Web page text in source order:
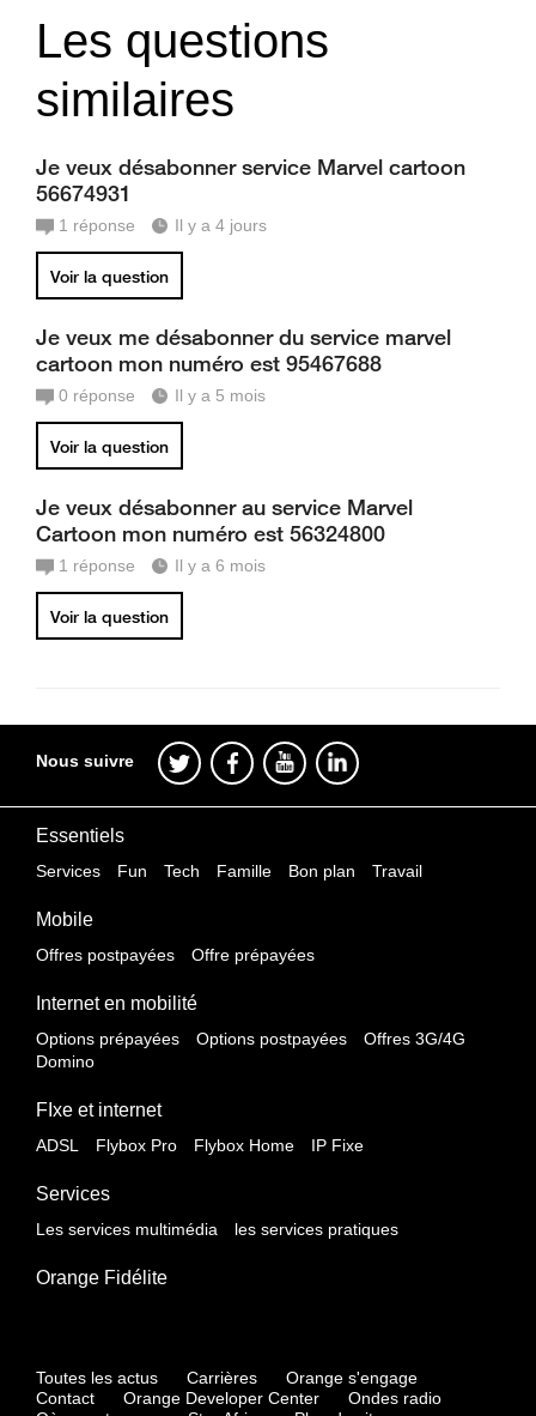
Les questions
similaires
Je veux désabonner service Marvel cartoon
56674931
1 réponse Il y a 4 jours
Voir la question
Je veux me désabonner du service marvel
cartoon mon numéro est 95467688
0 réponse Il y a 5 mois
Voir la question
Je veux désabonner au service Marvel
Cartoon mon numéro est 56324800
1 réponse Il y a 6 mois
Voir la question
Nous suivre
Essentiels
Services Fun Tech Famille Bon plan Travail
Mobile
Offres postpayées Offre prépayées
Internet en mobilité
Options prépayées Options postpayées
Offres 3G/4G
Domino
FIxe et internet
ADSL Flybox Pro Flybox Home IP Fixe
Services
Les services multimédia les services pratiques
Orange Fidélite
Toutes les actus Carrières
Orange s'engage
Contact
Orange Developer Center
Ondes radio